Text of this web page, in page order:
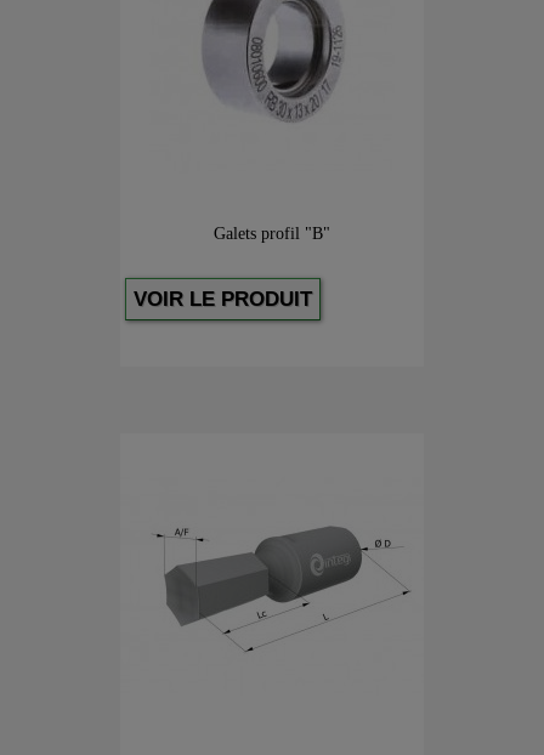
Galets profil "B"
VOIR LE PRODUIT